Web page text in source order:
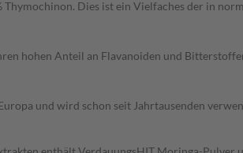
Dies ist ein Vielfaches der in
hohen Anteil an Flavanoiden und
und wird schon seit Jahrtausenden